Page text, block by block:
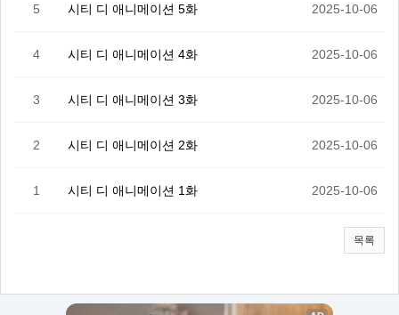
5 시티 디 애니메이션 5화 2025-10-06
4 시티 디 애니메이션 4화 2025-10-06
3 시티 디 애니메이션 3화 2025-10-06
2 시티 디 애니메이션 2화 2025-10-06
1 시티 디 애니메이션 1화 2025-10-06
목록